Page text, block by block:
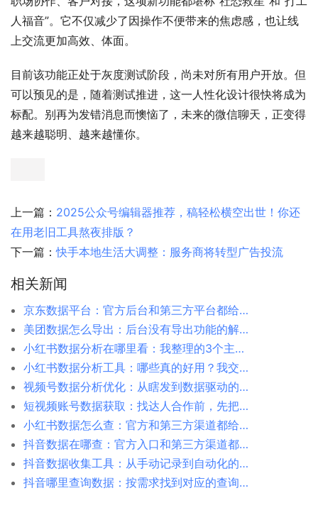
人福音”。它不仅减少了因操作不便带来的焦虑感，也让线
上交流更加高效、体面。
目前该功能正处于灰度测试阶段，尚未对所有用户开放。但
可以预见的是，随着测试推进，这一人性化设计很快将成为
标配。别再为发错消息而懊恼了，未来的微信聊天，正变得
越来越聪明、越来越懂你。
上一篇： 2025公众号编辑器推荐，稿轻松横空出世！你还
在用老旧工具熬夜排版？
下一篇：快手本地生活大调整：服务商将转型广告投流
相关新闻
京东数据平台：官方后台和第三方平台都给你捋清楚
美团数据怎么导出：后台没有导出功能的解决方案
小红书数据分析在哪里看：我整理的3个主要入口
小红书数据分析工具：哪些真的好用？我交过学费才明白
视频号数据分析优化：从瞎发到数据驱动的转变
短视频账号数据获取：找达人合作前，先把数据摸清楚
小红书数据怎么查：官方和第三方渠道都给你说清楚
抖音数据在哪查：官方入口和第三方渠道都给你捋清楚
抖音数据收集工具：从手动记录到自动化的转变
抖音哪里查询数据：按需求找到对应的查询入口